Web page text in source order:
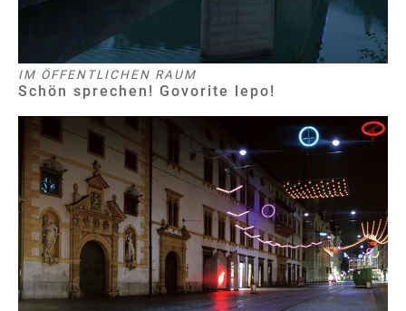
IM ÖFFENTLICHEN RAUM
Schön sprechen! Govorite lepo!